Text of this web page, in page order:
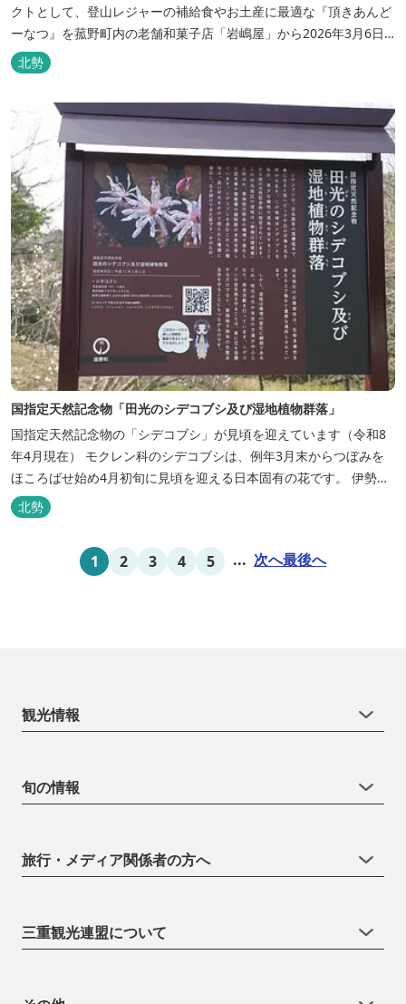
クトとして、登山レジャーの補給食やお土産に最適な『頂きあんど
ーなつ』を菰野町内の老舗和菓子店「岩嶋屋」から2026年3月6日
（金）より販売を開始いたしました。 ■商品コンセプト：自分だけ
の「頂き」を目指す人を応援 「山に登る目的が人それぞれであるよ
うに、仕事や人生の目標（頂き）も人それぞれ。どんな『頂き』を
目指す人も、頑...
北勢
国指定天然記念物「田光のシデコブシ及び湿地植物群落」
国指定天然記念物の「シデコブシ」が見頃を迎えています（令和8
年4月現在） モクレン科のシデコブシは、例年3月末からつぼみを
ほころばせ始め4月初旬に見頃を迎える日本固有の花です。 伊勢湾
周辺の狭い範囲に自生するシデコブシは、三重県内ではいなべ市、
菰野町、四日市市などの北勢地方に見られ これらの自生地は日本に
北勢
1 2 3 4 5 ... 次へ最後へ
観光情報
旬の情報
旅行・メディア関係者の方へ
三重観光連盟について